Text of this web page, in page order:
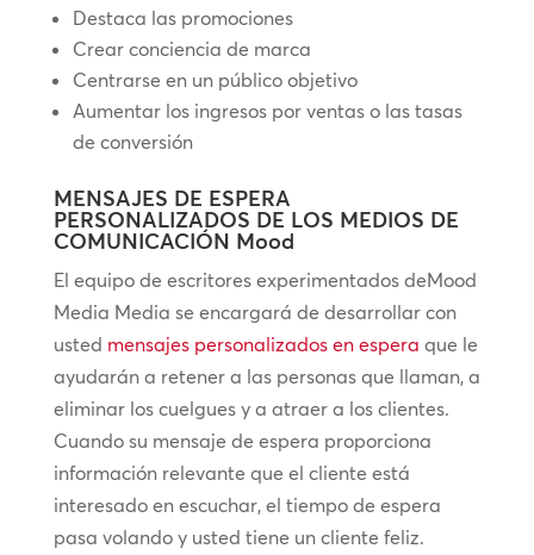
Destaca las promociones
Crear conciencia de marca
Centrarse en un público objetivo
Aumentar los ingresos por ventas o las tasas
de conversión
MENSAJES DE ESPERA
PERSONALIZADOS DE LOS MEDIOS DE
COMUNICACIÓN Mood
El equipo de escritores experimentados deMood
Media Media se encargará de desarrollar con
usted mensajes personalizados en espera que le
ayudarán a retener a las personas que llaman, a
eliminar los cuelgues y a atraer a los clientes.
Cuando su mensaje de espera proporciona
información relevante que el cliente está
interesado en escuchar, el tiempo de espera
pasa volando y usted tiene un cliente feliz.